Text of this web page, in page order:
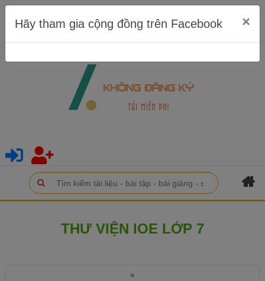
THƯ VIỆN IOE LỚP 7
«
Hãy tham gia cộng đồng trên Facebook ×